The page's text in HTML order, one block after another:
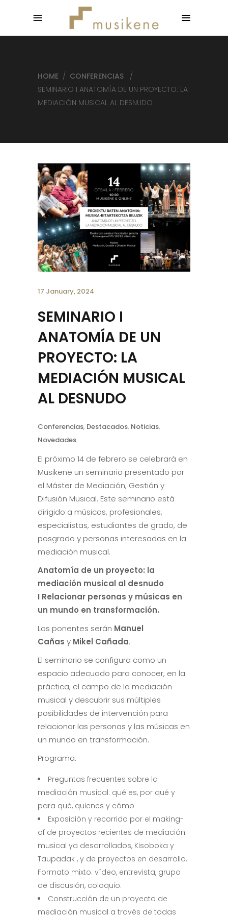
HOME / CONFERENCIAS
/
SEMINARIO I ANATOMÍA DE UN PROYECTO: LA
MEDIACIÓN MUSICAL AL DESNUDO
17 January, 2024
SEMINARIO I
ANATOMÍA DE UN
PROYECTO: LA
MEDIACIÓN MUSICAL
AL DESNUDO
Conferencias, Destacados, Noticias,
Novedades
El próximo 14 de febrero se celebrará en
Musikene un seminario presentado por
el Máster de Mediación, Gestión y
Difusión Musical. Este seminario está
dirigido a músicos, profesionales,
especialistas, estudiantes de grado, de
posgrado y personas interesadas en la
mediación musical.
Anatomía de un proyecto: la
mediación musical al desnudo
I Relacionar personas y músicas en
un mundo en transformación.
Los ponentes serán Manuel
Cañas y Mikel Cañada.
El seminario se configura como un
espacio adecuado para conocer, en la
práctica, el campo de la mediación
musical y descubrir sus múltiples
posibilidades de intervención para
relacionar las personas y las músicas en
un mundo en transformación.
Programa:
Preguntas frecuentes sobre la
mediación musical: qué es, por qué y
para qué, quienes y cómo
Exposición y recorrido por el making-
of de proyectos recientes de mediación
musical ya desarrollados, Kisoboka y
Taupadak , y de proyectos en desarrollo.
Formato mixto: vídeo, entrevista, grupo
de discusión, coloquio.
Construcción de un proyecto de
mediación musical a través de todas